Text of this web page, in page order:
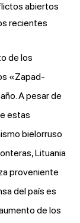
abiertos
recientes
de los
«Zapad-
A pesar de
estas
bielorruso
Lituania
proveniente
del país es
de los